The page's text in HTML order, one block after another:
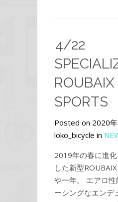
4/22
ROUBAIX
SPORTS
Posted on 2020
loko_bicycle in
2019年の春に進
した新型
や一年。 エアロ
ーシングなエンデ